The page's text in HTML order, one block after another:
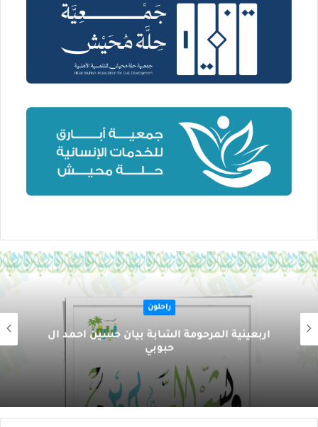
راحلون
أربعينية المرحومة الشابة بيان حسين أحمد آل
حبوبي